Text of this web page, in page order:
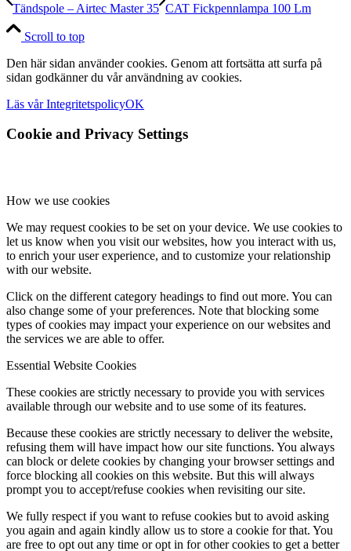
Tändspole – Airtec Master 35 CAT Fickpennlampa 100 Lm
Scroll to top
Den här sidan använder cookies. Genom att fortsätta att surfa på
sidan godkänner du vår användning av cookies.
Läs vår IntegritetspolicyOK
Cookie and Privacy Settings
How we use cookies
We may request cookies to be set on your device. We use cookies to
let us know when you visit our websites, how you interact with us,
to enrich your user experience, and to customize your relationship
with our website.
Click on the different category headings to find out more. You can
also change some of your preferences. Note that blocking some
types of cookies may impact your experience on our websites and
the services we are able to offer.
Essential Website Cookies
These cookies are strictly necessary to provide you with services
available through our website and to use some of its features.
Because these cookies are strictly necessary to deliver the website,
refusing them will have impact how our site functions. You always
can block or delete cookies by changing your browser settings and
force blocking all cookies on this website. But this will always
prompt you to accept/refuse cookies when revisiting our site.
We fully respect if you want to refuse cookies but to avoid asking
you again and again kindly allow us to store a cookie for that. You
are free to opt out any time or opt in for other cookies to get a better